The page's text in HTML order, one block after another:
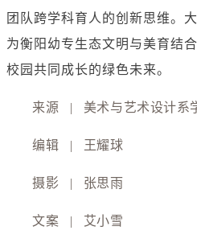
团队跨学科育人的创新思维。
为衡阳幼专生态文明与美育结
校园共同成长的绿色未来。
来源 | 美术与艺术设计系
编辑 | 王耀球
摄影 | 张思雨
文案 | 艾小雪